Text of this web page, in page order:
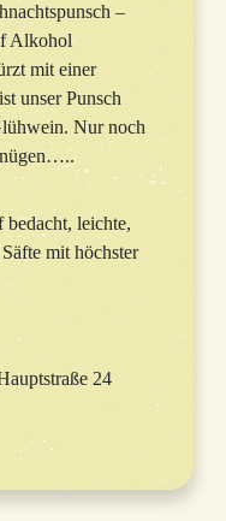
–
Alkohol
mit einer
unser Punsch
Nur noch
bedacht, leichte,
mit höchster
24